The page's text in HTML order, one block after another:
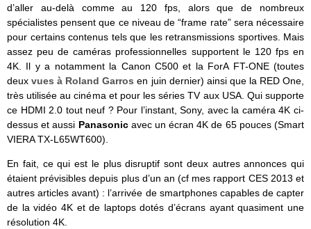
d’aller au-delà comme au 120 fps, alors que de nombreux
spécialistes pensent que ce niveau de “frame rate” sera nécessaire
pour certains contenus tels que les retransmissions sportives. Mais
assez peu de caméras professionnelles supportent le 120 fps en
4K. Il y a notamment la Canon C500 et la ForA FT-ONE (toutes
deuxvues à Roland Garros en juin dernier) ainsi que la RED One,
très utilisée au cinéma et pour les séries TV aux USA. Qui supporte
ce HDMI 2.0 tout neuf ? Pour l’instant, Sony, avec la caméra 4K ci-
dessus et aussi Panasonic avec un écran 4K de 65 pouces (Smart
VIERA TX-L65WT600).
En fait, ce qui est le plus disruptif sont deux autres annonces qui
étaient prévisibles depuis plus d’un an (cf mes rapport CES 2013 et
autres articles avant) : l’arrivée de smartphones capables de capter
de la vidéo 4K et de laptops dotés d’écrans ayant quasiment une
résolution 4K.